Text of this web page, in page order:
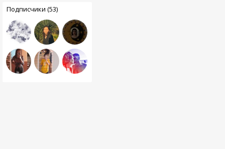
Подписчики (53)